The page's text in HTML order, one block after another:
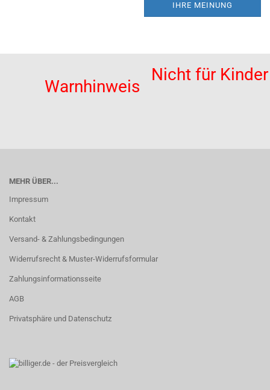
IHRE MEINUNG
Warnhinweis
Nicht für
MEHR ÜBER...
Impressum
Kontakt
Versand- & Zahlungsbedingungen
Widerrufsrecht & Muster-Widerrufsformular
Zahlungsinformationsseite
AGB
Privatsphäre und Datenschutz